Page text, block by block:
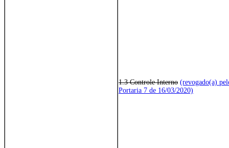
1.3 Controle Interno (revogado(a)
Portaria 7 de 16/03/2020)